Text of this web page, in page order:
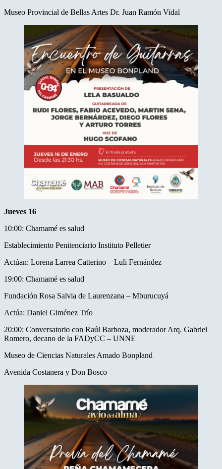
Museo Provincial de Bellas Artes Dr. Juan Ramón Vidal
Jueves 16
10:00: Chamamé es salud
Establecimiento Penitenciario Instituto Pelletier
Actúan: Lorena Larrea Catterino – Luli Fernández
19:00: Chamamé es salud
Fundación Rosa Salvia de Laurenzana – Mburucuyá
Actúa: Daniel Giménez Trío
20:00: Conversatorio con Raúl Barboza, moderador Arq. Gabriel
Romero, decano de la FADyCC – UNNE
Museo de Ciencias Naturales Amado Bonpland
Avenida Costanera y Don Bosco